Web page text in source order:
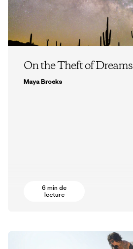
On the Theft of Dreams
Maya Broeks
6 min de
lecture